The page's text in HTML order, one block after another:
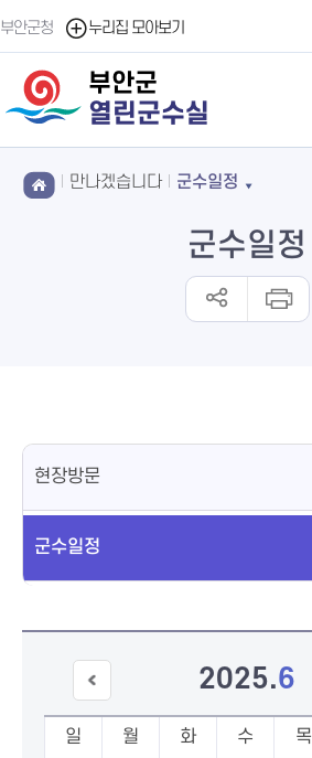
부안군청 누리집 모아보기
부안군
열린군수실
만나겠습니다 군수일정
군수일정
현장방문
군수일정
2025.6
일 월 화 수 목